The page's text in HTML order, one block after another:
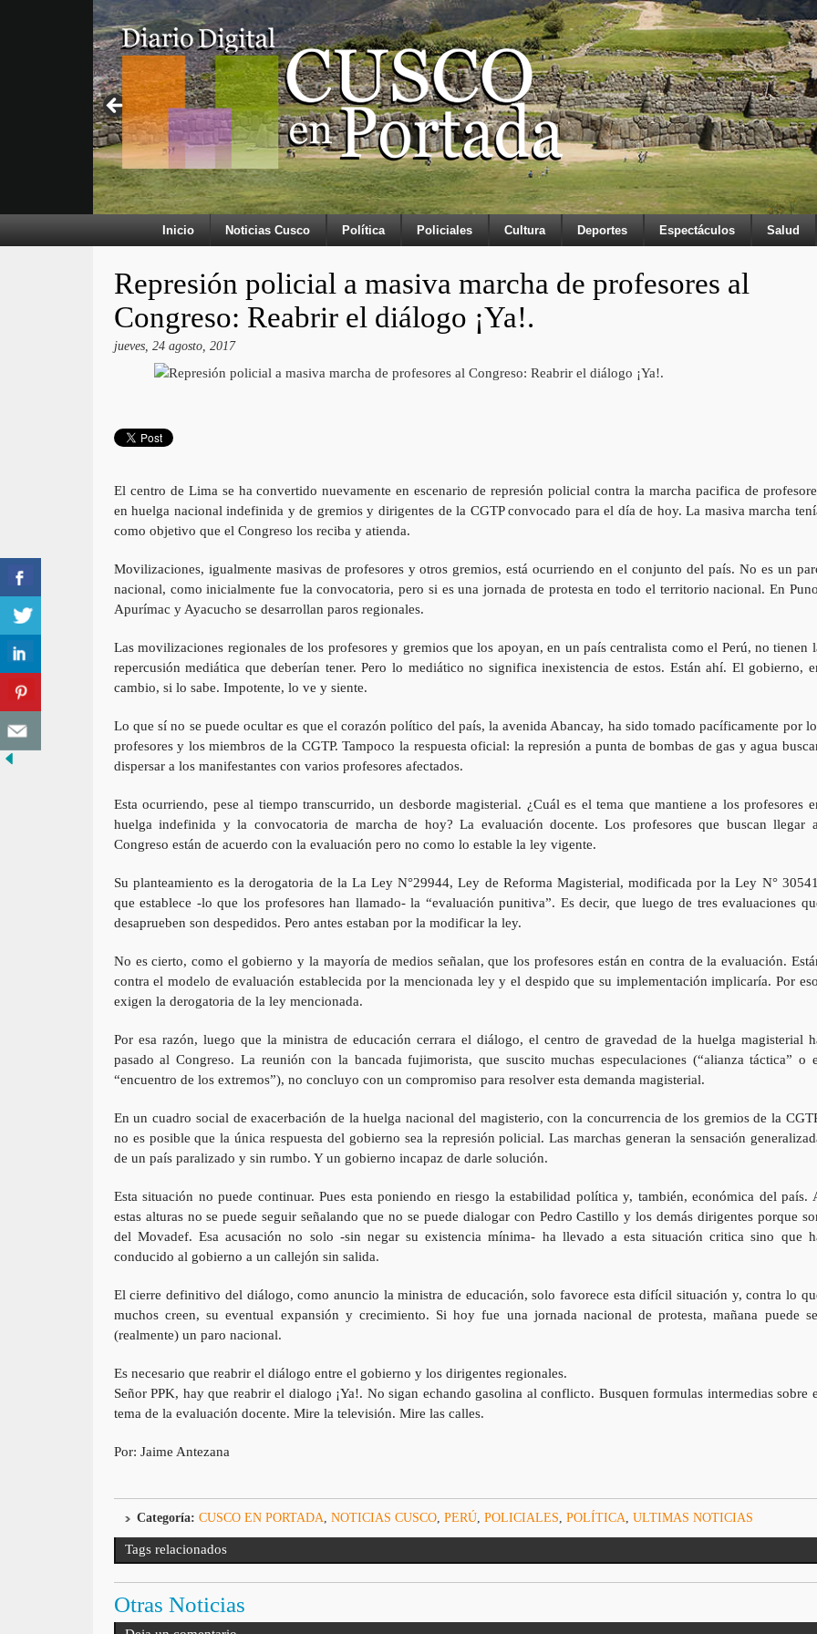
Inicio Noticias Cusco Política Policiales Cultura Deportes Espectáculos Salud
Represión policial a masiva marcha de profesores al
Congreso: Reabrir el diálogo ¡Ya!.
jueves, 24 agosto, 2017
El centro de Lima se ha convertido nuevamente en escenario de represión policial contra la marcha pacifica de
en huelga nacional indefinida y de gremios y dirigentes de la CGTP convocado para el día de hoy. La masiva marcha
como objetivo que el Congreso los reciba y atienda.
Movilizaciones, igualmente masivas de profesores y otros gremios, está ocurriendo en el conjunto del país. No es un
nacional, como inicialmente fue la convocatoria, pero si es una jornada de protesta en todo el territorio nacional. En
Apurímac y Ayacucho se desarrollan paros regionales.
Las movilizaciones regionales de los profesores y gremios que los apoyan, en un país centralista como el Perú, no tienen
repercusión mediática que deberían tener. Pero lo mediático no significa inexistencia de estos. Están ahí. El gobierno,
cambio, si lo sabe. Impotente, lo ve y siente.
Lo que sí no se puede ocultar es que el corazón político del país, la avenida Abancay, ha sido tomado pacíficamente por
profesores y los miembros de la CGTP. Tampoco la respuesta oficial: la represión a punta de bombas de gas y agua
dispersar a los manifestantes con varios profesores afectados.
Esta ocurriendo, pese al tiempo transcurrido, un desborde magisterial. ¿Cuál es el tema que mantiene a los profesores
huelga indefinida y la convocatoria de marcha de hoy? La evaluación docente. Los profesores que buscan llegar
Congreso están de acuerdo con la evaluación pero no como lo estable la ley vigente.
Su planteamiento es la derogatoria de la La Ley N°29944, Ley de Reforma Magisterial, modificada por la Ley N°
que establece -lo que los profesores han llamado- la “evaluación punitiva”. Es decir, que luego de tres evaluaciones
desaprueben son despedidos. Pero antes estaban por la modificar la ley.
No es cierto, como el gobierno y la mayoría de medios señalan, que los profesores están en contra de la evaluación.
contra el modelo de evaluación establecida por la mencionada ley y el despido que su implementación implicaría. Por
exigen la derogatoria de la ley mencionada.
Por esa razón, luego que la ministra de educación cerrara el diálogo, el centro de gravedad de la huelga magisterial
pasado al Congreso. La reunión con la bancada fujimorista, que suscito muchas especulaciones (“alianza táctica” o
“encuentro de los extremos”), no concluyo con un compromiso para resolver esta demanda magisterial.
En un cuadro social de exacerbación de la huelga nacional del magisterio, con la concurrencia de los gremios de la
no es posible que la única respuesta del gobierno sea la represión policial. Las marchas generan la sensación
de un país paralizado y sin rumbo. Y un gobierno incapaz de darle solución.
Esta situación no puede continuar. Pues esta poniendo en riesgo la estabilidad política y, también, económica del país.
estas alturas no se puede seguir señalando que no se puede dialogar con Pedro Castillo y los demás dirigentes porque
del Movadef. Esa acusación no solo -sin negar su existencia mínima- ha llevado a esta situación critica sino que
conducido al gobierno a un callejón sin salida.
El cierre definitivo del diálogo, como anuncio la ministra de educación, solo favorece esta difícil situación y, contra lo
muchos creen, su eventual expansión y crecimiento. Si hoy fue una jornada nacional de protesta, mañana puede
(realmente) un paro nacional.
Es necesario que reabrir el diálogo entre el gobierno y los dirigentes regionales.
Señor PPK, hay que reabrir el dialogo ¡Ya!. No sigan echando gasolina al conflicto. Busquen formulas intermedias sobre
tema de la evaluación docente. Mire la televisión. Mire las calles.
Por: Jaime Antezana
Categoría: CUSCO EN PORTADA NOTICIAS CUSCO, PERÚ, POLICIALES POLÍTICA ULTIMAS NOTICIAS
Tags relacionados
Otras Noticias